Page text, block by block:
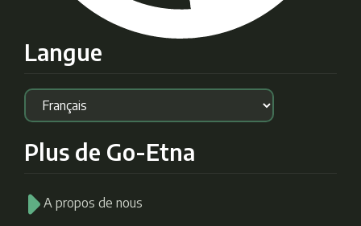
Langue
Plus de Go-Etna
A propos de nous